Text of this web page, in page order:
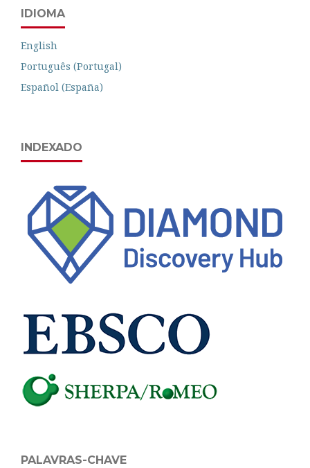
IDIOMA
English
Português (Portugal)
Español (España)
INDEXADO
PALAVRAS-CHAVE